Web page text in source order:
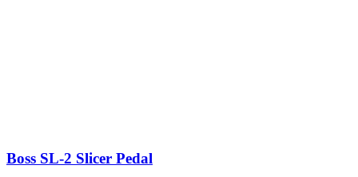
Boss SL-2 Slicer Pedal